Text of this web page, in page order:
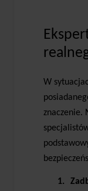
W
znaczenie.
1.